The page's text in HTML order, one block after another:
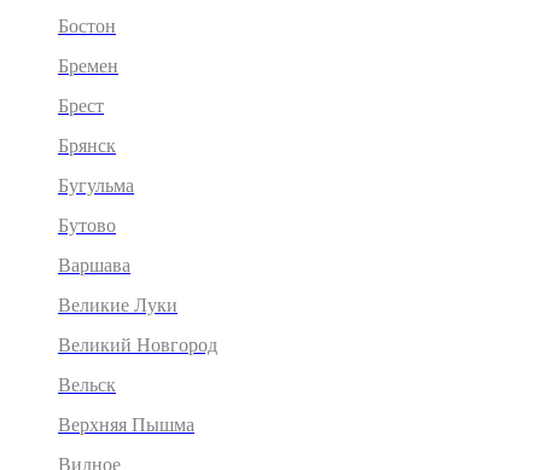
Бостон
Бремен
Брест
Брянск
Бугульма
Бутово
Варшава
Великие Луки
Великий Новгород
Вельск
Верхняя Пышма
Видное